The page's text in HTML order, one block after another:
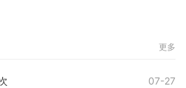
更多
07-27